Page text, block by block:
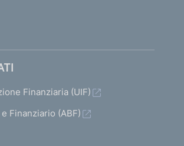
Finanziaria (UIF)
Finanziario (ABF)